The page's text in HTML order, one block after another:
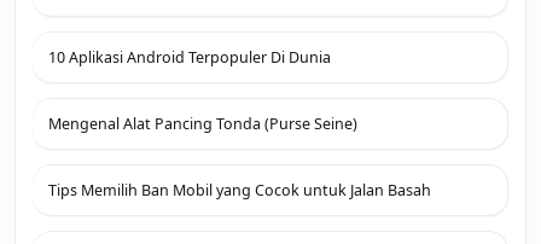
10 Aplikasi Android Terpopuler Di Dunia
Mengenal Alat Pancing Tonda (Purse Seine)
Tips Memilih Ban Mobil yang Cocok untuk Jalan Basah